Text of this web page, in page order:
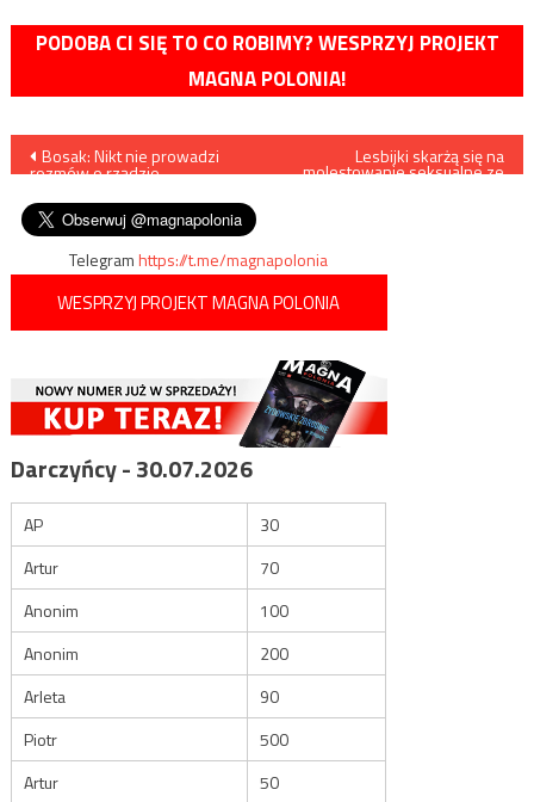
PODOBA CI SIĘ TO CO ROBIMY? WESPRZYJ PROJEKT
MAGNA POLONIA!
Nawigacja
wpisu
Bosak: Nikt nie prowadzi
rozmów o rządzie
Lesbijki skarżą się na
molestowanie seksualne ze
Telegramhttps://t.me/magnapolonia
WESPRZYJ PROJEKT MAGNA POLONIA
Darczyńcy - 30.07.2026
AP
30
Artur
70
Anonim
100
Anonim
200
Arleta
90
Piotr
500
Artur
50